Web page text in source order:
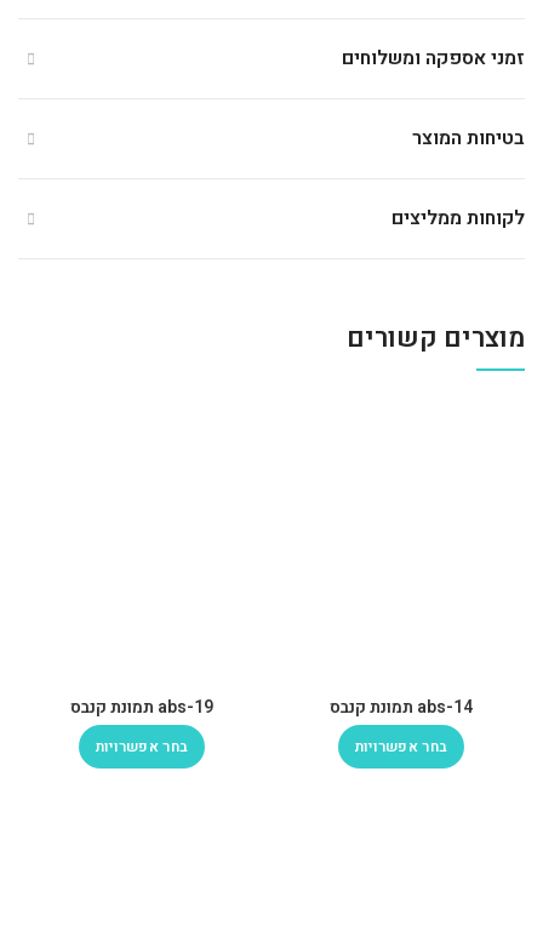
זמני אספקה ומשלוחים
בטיחות המוצר
לקוחות ממליצים
מוצרים קשורים
abs-14 תמונת קנבס
בחר אפשרויות
abs-19 תמונת קנבס
בחר אפשרויות